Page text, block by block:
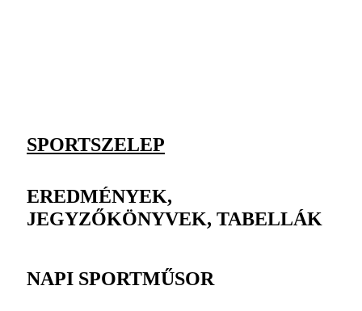
SPORTSZELEP
EREDMÉNYEK,
JEGYZŐKÖNYVEK, TABELLÁK
NAPI SPORTMŰSOR